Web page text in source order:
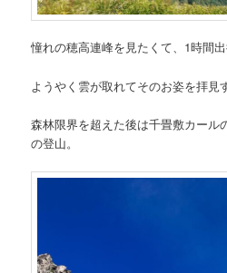
憧れの穂高連峰を見たくて、1時間
ようやく雲が取れてそのお姿を拝見
森林限界を超えた後は千畳敷カール
の登山。